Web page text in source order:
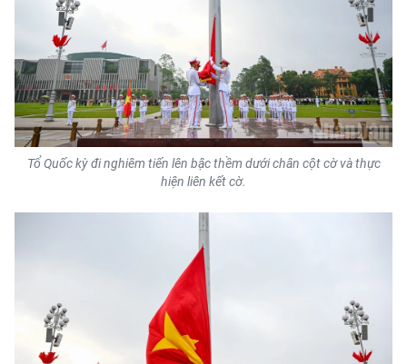
Tổ Quốc kỳ đi nghiêm tiến lên bậc thềm dưới chân cột cờ và thực
hiện liên kết cờ.